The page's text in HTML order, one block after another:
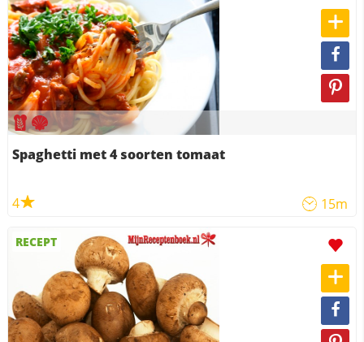
Spaghetti met 4 soorten tomaat
4 15m
RECEPT